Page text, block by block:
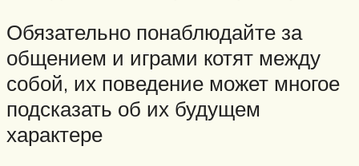
Обязательно понаблюдайте за
общением и играми котят между
собой, их поведение может многое
подсказать об их будущем
характере